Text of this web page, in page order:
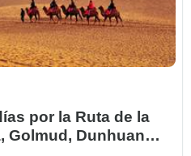
por la Ruta de la
Golmud, Dunhuang,